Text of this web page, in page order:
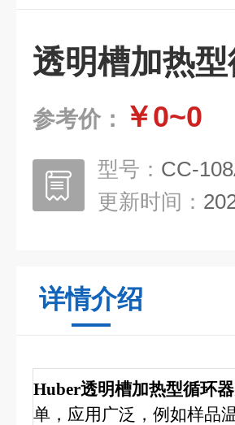
透明槽加热
参考价： ￥0~0
型号： CC-
更新时间：
详情介绍
Huber透明槽加热型循环器
单，应用广泛，例如样品